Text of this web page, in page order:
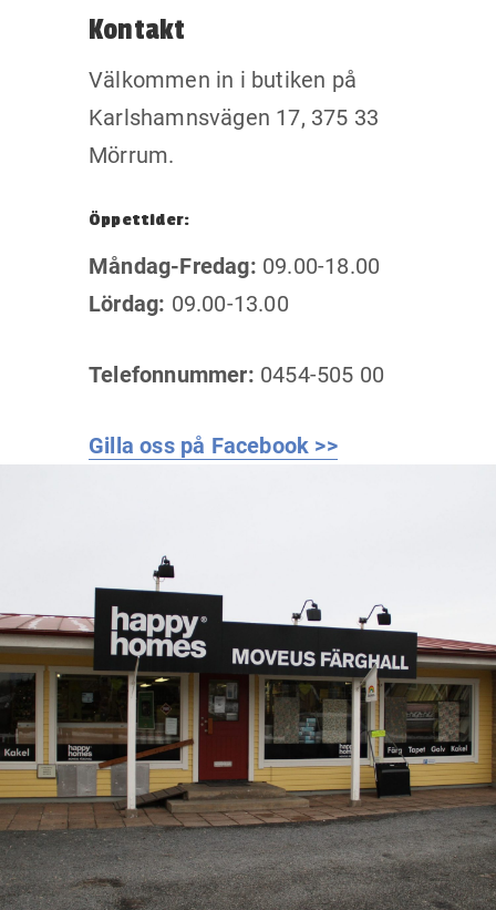
Kontakt
Välkommen in i butiken på
Karlshamnsvägen 17, 375 33
Mörrum.
Öppettider:
Måndag-Fredag: 09.00-18.00
Lördag: 09.00-13.00
Telefonnummer: 0454-505 00
Gilla oss på Facebook >>